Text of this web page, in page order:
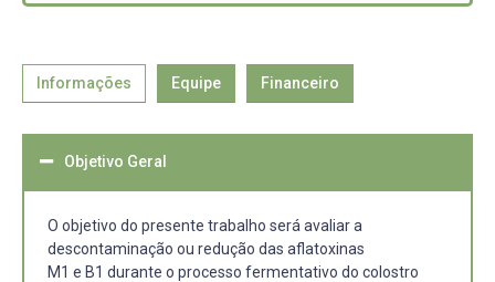
Informações Equipe Financeiro
Objetivo Geral
O objetivo do presente trabalho será avaliar a
descontaminação ou redução das aflatoxinas
M1 e B1 durante o processo fermentativo do colostro